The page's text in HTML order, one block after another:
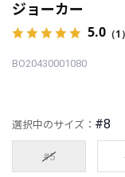
ジョーカー
5.0 （1）
BO20430001080
選択中のサイズ： #8
#5